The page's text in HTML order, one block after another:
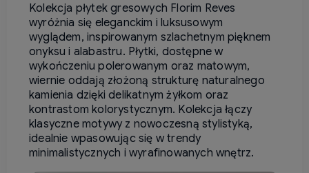
Kolekcja płytek gresowych Florim Reves
wyróżnia się eleganckim i luksusowym
wyglądem, inspirowanym szlachetnym pięknem
onyksu i alabastru. Płytki, dostępne w
wykończeniu polerowanym oraz matowym,
wiernie oddają złożoną strukturę naturalnego
kamienia dzięki delikatnym żyłkom oraz
kontrastom kolorystycznym. Kolekcja łączy
klasyczne motywy z nowoczesną stylistyką,
idealnie wpasowując się w trendy
minimalistycznych i wyrafinowanych wnętrz.